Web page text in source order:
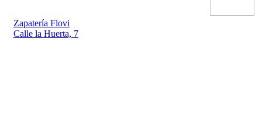
Zapatería Flovi
Calle la Huerta, 7